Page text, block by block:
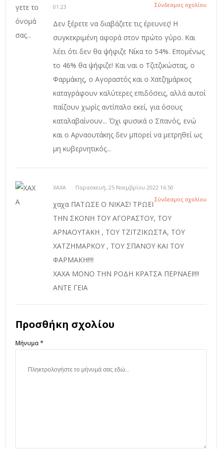
01:23
Σύνδεσμος σχολίου
Δεν ξέρετε να διαβάζετε τις έρευνες! Η
συγκεκριμένη αφορά στον πρώτο γύρο. Και
λέει ότι δεν θα ψήφιζε Νίκα το 54%. Επομένως
το 46% θα ψήφιζε! Και ναι ο Τζιτζικώστας, ο
Φαρμάκης, ο Αγοραστός και ο Χατζημάρκος
καταγράφουν καλύτερες επιδόσεις, αλλά αυτοί
παίζουν χωρίς αντίπαλο εκεί, για όσους
καταλαβαίνουν... Όχι φυσικά ο Σπανός, ενώ
και ο Αρναουτάκης δεν μπορεί να μετρηθεί ως
μη κυβερνητικός...
ΧΑΧΑ
Παρασκευή, 25 Νοεμβρίου 2022 16:50
Σύνδεσμος σχολίου
χαχα ΠΑΤΩΣΕ Ο ΝΙΚΑΣ! ΤΡΩΕΙ
ΤΗΝ ΣΚΟΝΗ ΤΟΥ ΑΓΟΡΑΣΤΟΥ, ΤΟΥ
ΑΡΝΑΟΥΤΑΚΗ , ΤΟΥ ΤΖΙΤΖΙΚΩΣΤΑ, ΤΟΥ
ΧΑΤΖΗΜΑΡΚΟΥ , ΤΟΥ ΣΠΑΝΟΥ ΚΑΙ ΤΟΥ
ΦΑΡΜΑΚΗ!!!!
ΧΑΧΑ ΜΟΝΟ ΤΗΝ ΡΟΔΗ ΚΡΑΤΣΑ ΠΕΡΝΑΕΙ!!!!
ΑΝΤΕ ΓΕΙΑ
Προσθήκη σχολίου
Μήνυμα *